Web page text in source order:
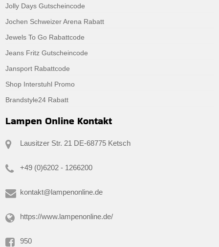
Jolly Days Gutscheincode
Jochen Schweizer Arena Rabatt
Jewels To Go Rabattcode
Jeans Fritz Gutscheincode
Jansport Rabattcode
Shop Interstuhl Promo
Brandstyle24 Rabatt
Lampen Online Kontakt
Lausitzer Str. 21 DE-68775 Ketsch
+49 (0)6202 - 1266200
kontakt@lampenonline.de
https://www.lampenonline.de/
950